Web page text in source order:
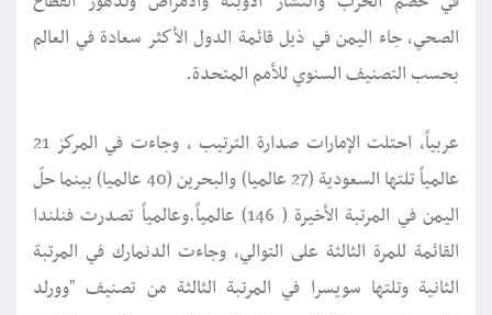
الصحي، جاء اليمن في ذيل قائمة الدول الأكثر سعادة في العالم
بحسب التصنيف السنوي للأمم المتحدة.
عربياً، احتلت الإمارات صدارة الترتيب ، وجاءت في المركز 21
عالمياً تلتها السعودية (27 عالميا) والبحرين (40 عالميا) بينما حلّ
اليمن في المرتبة الأخيرة ( 146) عالمياً.وعالمياً تصدرت فنلندا
القائمة للمرة الثالثة على التوالي، وجاءت الدنمارك في المرتبة
الثانية وتلتها سويسرا في المرتبة الثالثة من تصنيف "وورلد